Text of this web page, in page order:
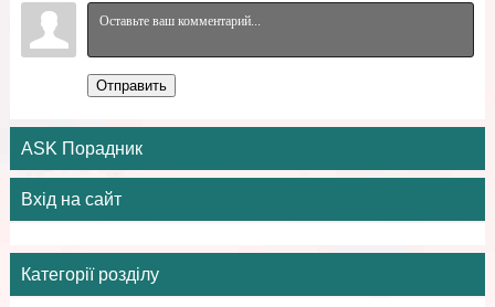
Отправить
ASK Порадник
Вхід на сайт
Категорії розділу